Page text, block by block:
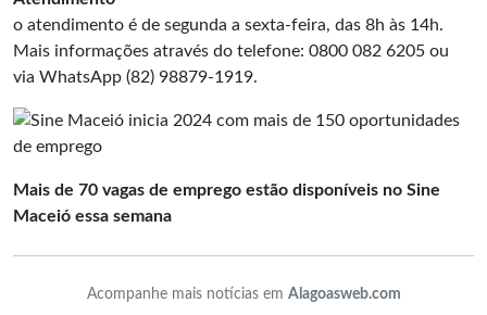
o atendimento é de segunda a sexta-feira, das 8h às 14h.
Mais informações através do telefone: 0800 082 6205 ou
via WhatsApp (82) 98879-1919.
Mais de 70 vagas de emprego estão disponíveis no Sine
Maceió essa semana
Acompanhe mais notícias em Alagoasweb.com